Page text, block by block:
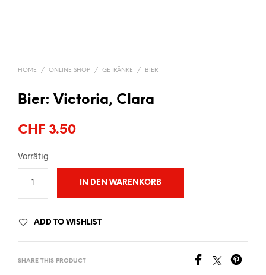
HOME / ONLINE SHOP / GETRÄNKE / BIER
Bier: Victoria, Clara
CHF 3.50
Vorrätig
IN DEN WARENKORB
ADD TO WISHLIST
SHARE THIS PRODUCT